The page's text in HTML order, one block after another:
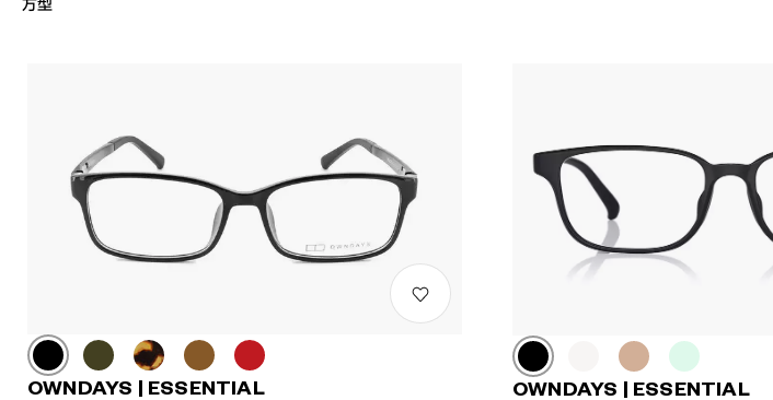
方型
OWNDAYS | ESSENTIAL OWNDAYS | ESSENTIAL